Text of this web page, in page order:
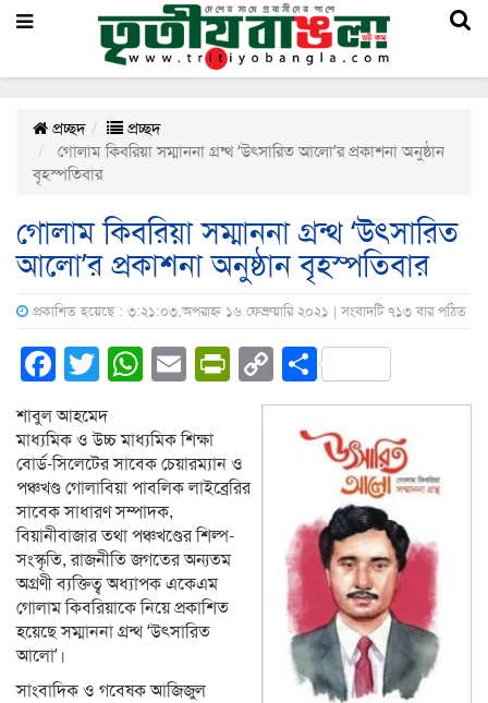
প্রচ্ছদ
প্রচ্ছদ
গোলাম কিবরিয়া সম্মাননা গ্রন্থ ‘উৎসারিত আলো’র প্রকাশনা অনুষ্ঠান
বৃহস্পতিবার
গোলাম কিবরিয়া সম্মাননা গ্রন্থ ‘উৎসারিত
আলো’র প্রকাশনা অনুষ্ঠান বৃহস্পতিবার
প্রকাশিত হয়েছে : ৩:২১:০৩,অপরাহ্ন ১৬ ফেব্রুয়ারি ২০২১ | সংবাদটি ৭১৩ বার পঠিত
Facebook
Twitter
WhatsApp
EmailPrintFriendly
Copy
Link
Share
শাবুল আহমেদ
মাধ্যমিক ও উচ্চ মাধ্যমিক শিক্ষা
বোর্ড-সিলেটের সাবেক চেয়ারম্যান ও
পঞ্চখণ্ড গোলাবিয়া পাবলিক লাইব্রেরির
সাবেক সাধারণ সম্পাদক,
বিয়ানীবাজার তথা পঞ্চখণ্ডের শিল্প-
সংস্কৃতি, রাজনীতি জগতের অন্যতম
অগ্রণী ব্যক্তিত্ব অধ্যাপক একেএম
গোলাম কিবরিয়াকে নিয়ে প্রকাশিত
হয়েছে সম্মাননা গ্রন্থ ‘উৎসারিত
আলো’।
সাংবাদিক ও গবেষক আজিজুল